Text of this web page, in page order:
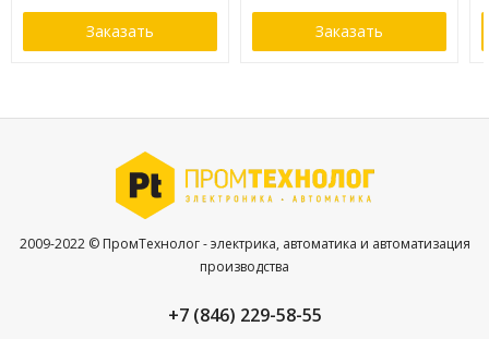
Заказать Заказать
2009-2022 © ПромТехнолог - электрика, автоматика и автоматизация
производства
+7 (846) 229-58-55